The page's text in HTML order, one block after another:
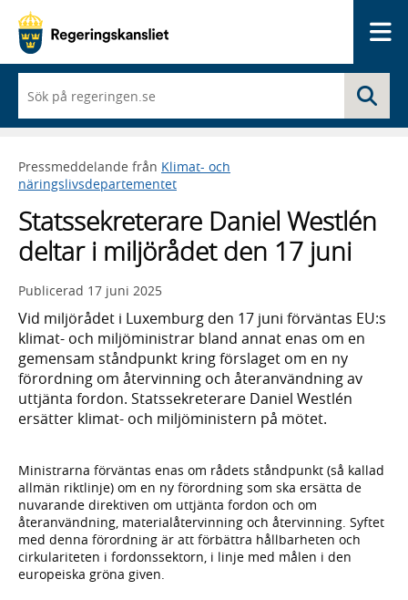
du
börjar
skriva
framträder
en
med
sökförslag
Pressmeddelande från Klimat- och
näringslivsdepartementet
Statssekreterare Daniel Westlén
deltar i miljörådet den 17 juni
Publicerad 17 juni 2025
Vid miljörådet i Luxemburg den 17 juni förväntas EU:s
klimat- och miljöministrar bland annat enas om en
gemensam ståndpunkt kring förslaget om en ny
förordning om återvinning och återanvändning av
uttjänta fordon. Statssekreterare Daniel Westlén
ersätter klimat- och miljöministern på mötet.
Ministrarna förväntas enas om rådets ståndpunkt (så kallad
allmän riktlinje) om en ny förordning som ska ersätta de
nuvarande direktiven om uttjänta fordon och om
återanvändning, materialåtervinning och återvinning. Syftet
med denna förordning är att förbättra hållbarheten och
cirkulariteten i fordonssektorn, i linje med målen i den
europeiska gröna given.